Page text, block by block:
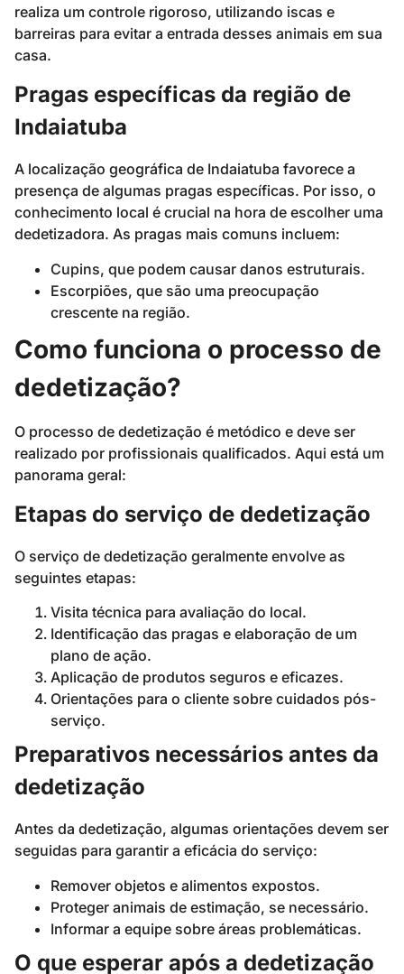
realiza um controle rigoroso, utilizando iscas e
barreiras para evitar a entrada desses animais em sua
casa.
Pragas específicas da região de
Indaiatuba
A localização geográfica de Indaiatuba favorece a
presença de algumas pragas específicas. Por isso, o
conhecimento local é crucial na hora de escolher uma
dedetizadora. As pragas mais comuns incluem:
Cupins, que podem causar danos estruturais.
Escorpiões, que são uma preocupação
crescente na região.
Como funciona o processo de
dedetização?
O processo de dedetização é metódico e deve ser
realizado por profissionais qualificados. Aqui está um
panorama geral:
Etapas do serviço de dedetização
O serviço de dedetização geralmente envolve as
seguintes etapas:
Visita técnica para avaliação do local.
Identificação das pragas e elaboração de um
plano de ação.
Aplicação de produtos seguros e eficazes.
Orientações para o cliente sobre cuidados pós-
serviço.
Preparativos necessários antes da
dedetização
Antes da dedetização, algumas orientações devem ser
seguidas para garantir a eficácia do serviço:
Remover objetos e alimentos expostos.
Proteger animais de estimação, se necessário.
Informar a equipe sobre áreas problemáticas.
O que esperar após a dedetização